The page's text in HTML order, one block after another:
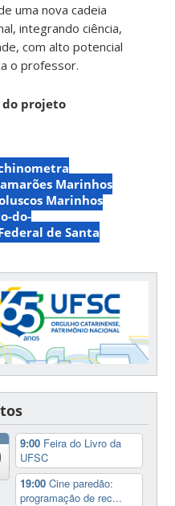
uma nova cadeia
integrando ciência,
com alto potencial
o professor.
projeto
Marinhos
Marinhos
do-
de Santa
9:00 Feira do Livro da
UFSC
19:00Cine paredão:
programação de rec...